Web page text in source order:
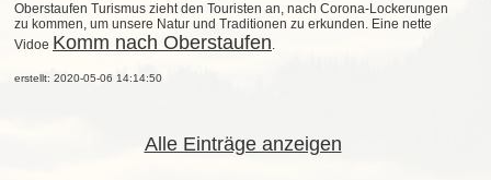
Oberstaufen Turismus zieht den Touristen an, nach Corona-Lockerungen
zu kommen, um unsere Natur und Traditionen zu erkunden. Eine nette
Vidoe Komm nach Oberstaufen.
erstellt: 2020-05-06 14:14:50
Alle Einträge anzeigen